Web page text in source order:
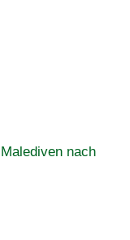
nach